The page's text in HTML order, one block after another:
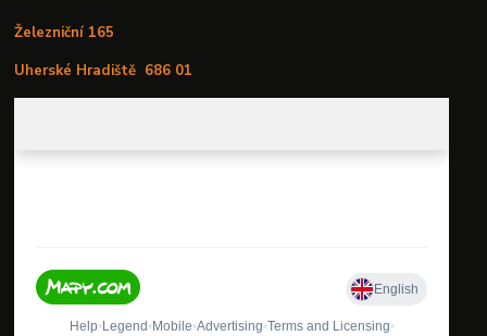
Železniční 165
Uherské Hradiště 686 01